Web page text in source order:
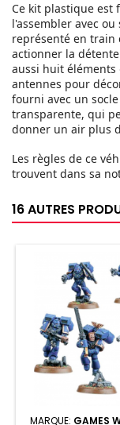
Ce kit plastique est
l'assembler avec
représenté en train
actionner la
aussi huit
antennes pour
fourni avec un
transparente, qui
donner un air plus
Les règles de ce
trouvent dans sa
16 AUTRES
MARQUE: GAMES